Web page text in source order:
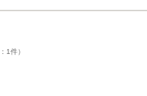
1件）